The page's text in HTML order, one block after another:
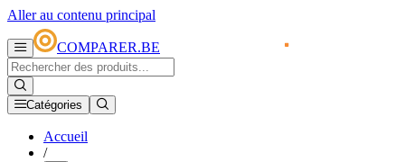
Aller au contenu principal
COMPARER.BE
Catégories
Accueil
/